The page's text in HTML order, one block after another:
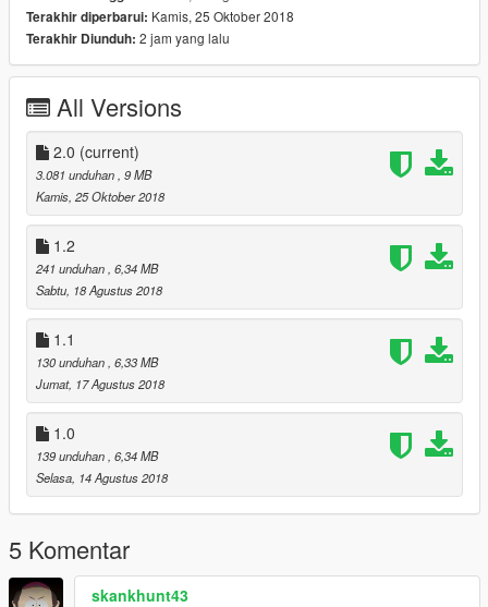
!!!DO NOT REUPLOAD!!!
- Model Purchased: Adrian Kucinski and Tyler Kay for WMRPC
- Model Lowered: Adrian Kucinski
- Model Fixed: Adrian Kucinski
- Model Converted: Adrian Kucinski
- Fixed Materials: BritishGamer88
- Skin: Plymie
- Code 3 Defender: Adrian Kucinski
- Grill Lights/Rear Lights: Vertex
- ANPR Camera's: Matthew Cammack(ObssidianGames)
- Boot Equipment: James Radley(RaddzModding)
- Matrix Message Board: James Radley(RaddzModding)
- Wheel Fixes:BritishGamer88
- Antana's: BritishGamer88
Terakhir diperbarui: Kamis, 25 Oktober 2018
Terakhir Diunduh: 2 jam yang lalu
All Versions
2.0 (current)
3.081 unduhan , 9 MB
Kamis, 25 Oktober 2018
1.2
241 unduhan , 6,34 MB
Sabtu, 18 Agustus 2018
1.1
130 unduhan , 6,33 MB
Jumat, 17 Agustus 2018
1.0
139 unduhan , 6,34 MB
Selasa, 14 Agustus 2018
5 Komentar
skankhunt43